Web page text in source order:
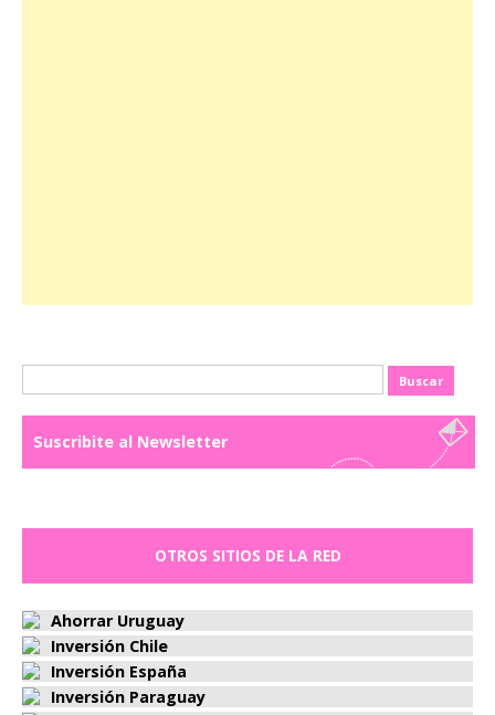
Suscribite al Newsletter
OTROS SITIOS DE LA RED
Ahorrar Uruguay
Inversión Chile
Inversión España
Inversión Paraguay